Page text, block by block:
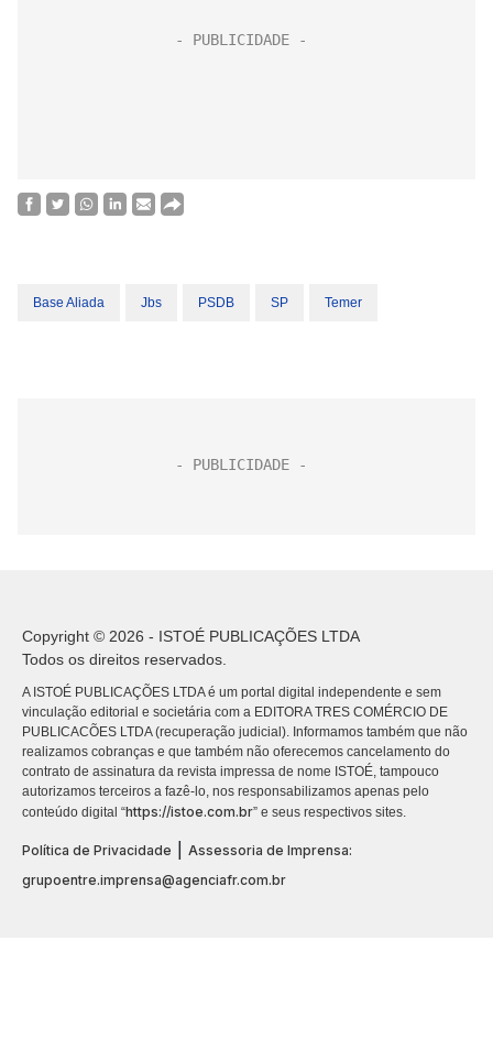
Base Aliada Jbs PSDB SP Temer
Copyright © 2026 - ISTOÉ PUBLICAÇÕES LTDA
Todos os direitos reservados.
A ISTOÉ PUBLICAÇÕES LTDA é um portal digital independente e sem
vinculação editorial e societária com a EDITORA TRES COMÉRCIO DE
PUBLICACÕES LTDA (recuperação judicial). Informamos também que não
realizamos cobranças e que também não oferecemos cancelamento do
contrato de assinatura da revista impressa de nome ISTOÉ, tampouco
autorizamos terceiros a fazê-lo, nos responsabilizamos apenas pelo
conteúdo digital “https://istoe.com.br” e seus respectivos sites.
Política de Privacidade
Assessoria de Imprensa:
grupoentre.imprensa@agenciafr.com.br